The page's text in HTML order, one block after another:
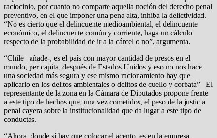
raciocinio, por cuanto no comparte aquella noción del derecho penal
preventivo, en el que imponer una pena alta, inhiba la delictividad.
“No es cierto que el delincuente medioambiental, el delincuente
económico, el delincuente común y corriente, haga un cálculo
respecto de la probabilidad de ir a la cárcel o no”, argumenta.
“Chile –añade-, es el país con mayor cantidad de presos en el
mundo, per cápita, después de Estados Unidos y eso no nos hace
una sociedad más segura y ese mismo racionamiento hay que
aplicarlo en los delitos ambientales o delitos de cuello y corbata”. El
representante de la zona en la Cámara de Diputados propone frente
a este tipo de hechos que, una vez cometidos, el peso de la justicia
penal cayera sobre la institucionalidad que da lugar a este tipo de
conductas.
“Ahora, donde sí hay que colocar el acento, es en la empresa.